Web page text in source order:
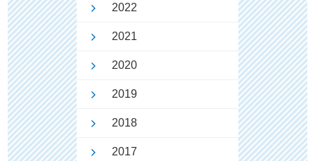
2022
2021
2020
2019
2018
2017